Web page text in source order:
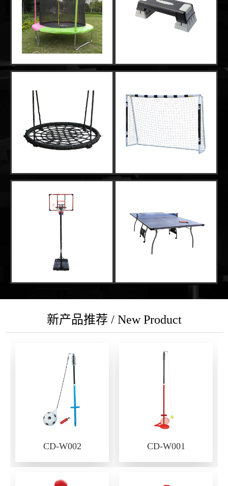
新产品推荐 / New Product
CD-W002 CD-W001